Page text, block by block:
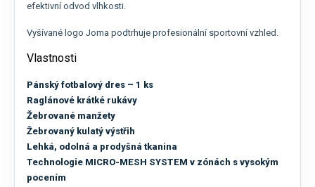
efektivní odvod vlhkosti.
Vyšívané logo Joma podtrhuje profesionální sportovní vzhled.
Vlastnosti
Pánský fotbalový dres – 1 ks
Raglánové krátké rukávy
Žebrované manžety
Žebrovaný kulatý výstřih
Lehká, odolná a prodyšná tkanina
Technologie MICRO-MESH SYSTEM v zónách s vysokým
pocením